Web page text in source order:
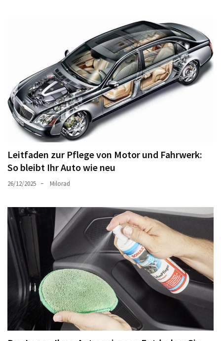
Leitfaden zur Pflege von Motor und Fahrwerk:
So bleibt Ihr Auto wie neu
26/12/2025 Milorad